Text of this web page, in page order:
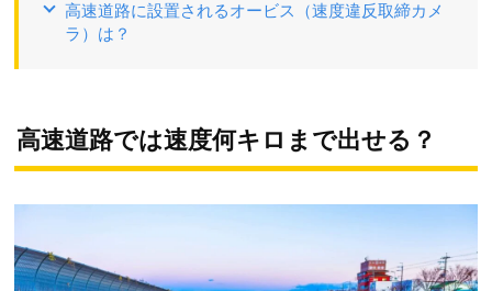
高速道路に設置されるオービス（速度違反取締カメ
ラ）は？
高速道路では速度何キロまで出せる？